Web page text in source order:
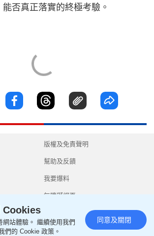
能否真正落實的終極考驗。
版權及免責聲明
幫助及反饋
我要爆料
無障礙網頁
Ltd.All rights reserved.
Cookies
站體驗。 繼續使用我們
們的 Cookie 政策。
同意及關閉